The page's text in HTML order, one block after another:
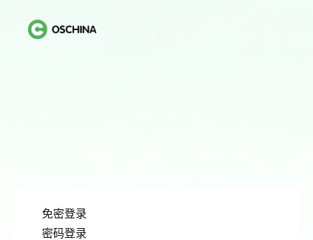
免密登录
密码登录